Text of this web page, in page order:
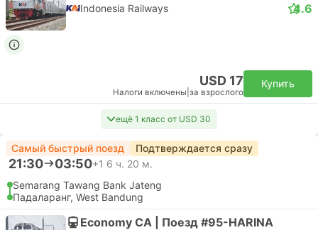
Indonesia Railways 4.6
USD 17
Налоги включены за взрослого
Купить
ещё 1 класс от USD 30
Самый быстрый поезд Подтверждается сразу
21:30 03:50+1 6 ч. 20 м.
Semarang Tawang Bank Jateng
Падаларанг, West Bandung
Economy CA | Поезд #95-HARINA